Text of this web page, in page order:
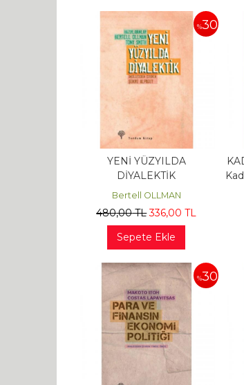
%30
YENİ YÜZYILDA
DİYALEKTİK
Bertell OLLMAN
480,00TL 336,00 TL
Sepete Ekle
%30